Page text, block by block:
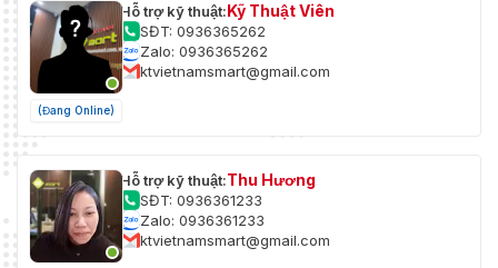
(Đang Online)
Hỗ trợ kỹ thuật:Kỹ Thuật Viên
SĐT: 0936365262
Zalo: 0936365262
ktvietnamsmart@gmail.com
Hỗ trợ kỹ thuật:Thu Hương
SĐT: 0936361233
Zalo: 0936361233
ktvietnamsmart@gmail.com